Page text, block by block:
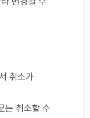
취소가
는 취소할 수